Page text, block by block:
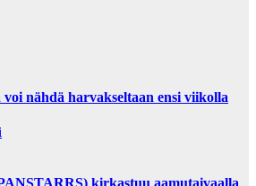
nähdä harvakseltaan ensi viikolla